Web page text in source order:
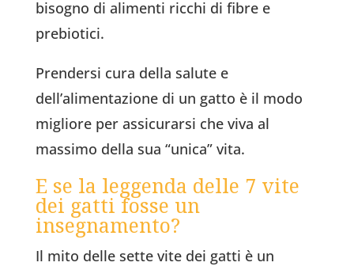
bisogno di alimenti ricchi di fibre e
prebiotici.
Prendersi cura della salute e
dell’alimentazione di un gatto è il modo
migliore per assicurarsi che viva al
massimo della sua “unica” vita.
E se la leggenda delle 7 vite
dei gatti fosse un
insegnamento?
Il mito delle sette vite dei gatti è un